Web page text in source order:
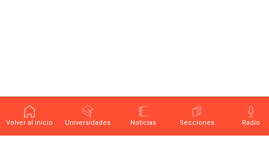
Volver al inicio Universidades Noticias Secciones Radio